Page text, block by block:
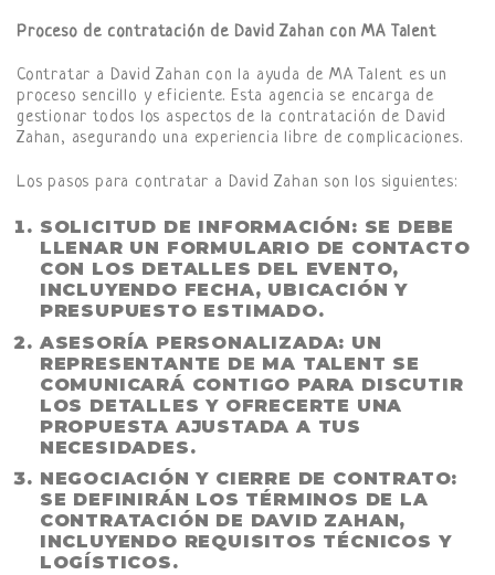
Proceso de contratación de David Zahan con MA Talent
Contratar a David Zahan con la ayuda de MA Talent es un
proceso sencillo y eficiente. Esta agencia se encarga de
gestionar todos los aspectos de la contratación de David
Zahan, asegurando una experiencia libre de complicaciones.
Los pasos para contratar a David Zahan son los siguientes:
SOLICITUD DE INFORMACIÓN: SE DEBE
LLENAR UN FORMULARIO DE CONTACTO
CON LOS DETALLES DEL EVENTO,
INCLUYENDO FECHA, UBICACIÓN Y
PRESUPUESTO ESTIMADO.
ASESORÍA PERSONALIZADA: UN
REPRESENTANTE DE MA TALENT SE
COMUNICARÁ CONTIGO PARA DISCUTIR
LOS DETALLES Y OFRECERTE UNA
PROPUESTA AJUSTADA A TUS
NECESIDADES.
NEGOCIACIÓN Y CIERRE DE CONTRATO:
SE DEFINIRÁN LOS TÉRMINOS DE LA
CONTRATACIÓN DE DAVID ZAHAN,
INCLUYENDO REQUISITOS TÉCNICOS Y
LOGÍSTICOS.